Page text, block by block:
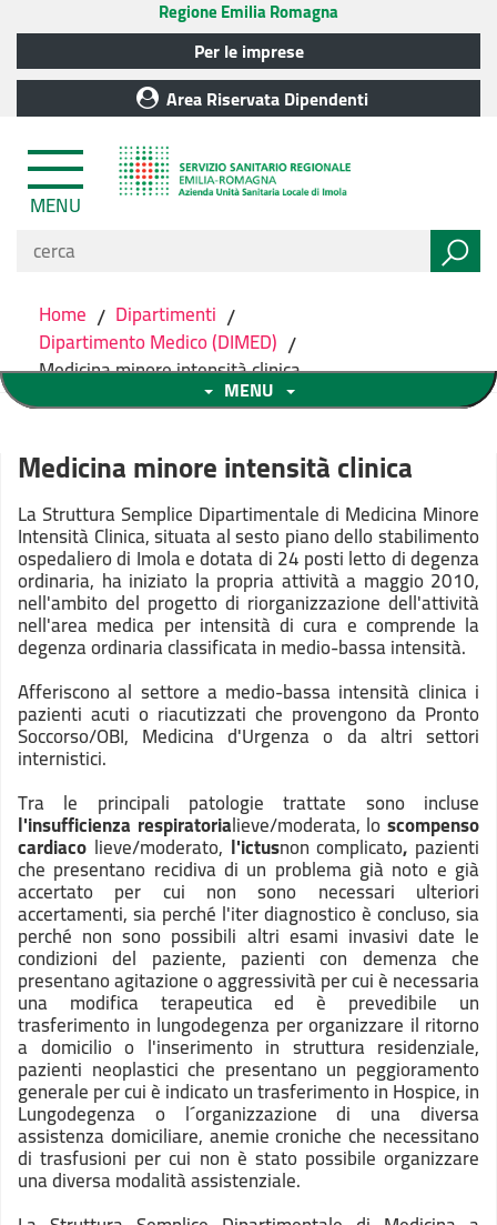
Regione Emilia Romagna
Per le imprese
Area Riservata Dipendenti
MENU
Home / Dipartimenti /
Dipartimento Medico (DIMED) /
Medicina minore intensità clinica
MENU
Medicina minore intensità clinica
La Struttura Semplice Dipartimentale di Medicina Minore
Intensità Clinica, situata al sesto piano dello stabilimento
ospedaliero di Imola e dotata di 24 posti letto di degenza
ordinaria, ha iniziato la propria attività a maggio 2010,
nell'ambito del progetto di riorganizzazione dell'attività
nell'area medica per intensità di cura e comprende la
degenza ordinaria classificata in medio-bassa intensità.
Afferiscono al settore a medio-bassa intensità clinica i
pazienti acuti o riacutizzati che provengono da Pronto
Soccorso/OBI, Medicina d'Urgenza o da altri settori
internistici.
Tra le principali patologie trattate sono incluse
l'insufficienza respiratorialieve/moderata, loscompenso
cardiaco lieve/moderato, l'ictusnon complicato, pazienti
che presentano recidiva di un problema già noto e già
accertato per cui non sono necessari ulteriori
accertamenti, sia perché l'iter diagnostico è concluso, sia
perché non sono possibili altri esami invasivi date le
condizioni del paziente, pazienti con demenza che
presentano agitazione o aggressività per cui è necessaria
una modifica terapeutica ed è prevedibile un
trasferimento in lungodegenza per organizzare il ritorno
a domicilio o l'inserimento in struttura residenziale,
pazienti neoplastici che presentano un peggioramento
generale per cui è indicato un trasferimento in Hospice, in
Lungodegenza o l´organizzazione di una diversa
assistenza domiciliare, anemie croniche che necessitano
di trasfusioni per cui non è stato possibile organizzare
una diversa modalità assistenziale.